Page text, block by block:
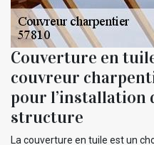
Couverture en
couvreur
pour l’installation
structure
La couverture en tuile est un